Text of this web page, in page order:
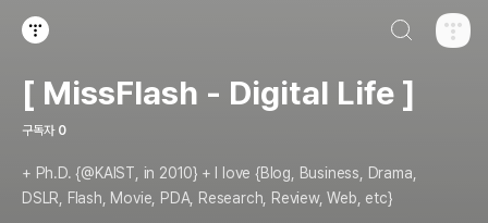
[ MissFlash - Digital Life ]
구독자 0
+ Ph.D. {@KAIST, in 2010} + I love {Blog, Business, Drama,
DSLR, Flash, Movie, PDA, Research, Review, Web, etc}